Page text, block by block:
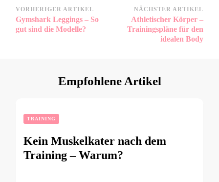
Beitragsnavigation
VORHERIGER ARTIKEL
Gymshark Leggings – So
gut sind die Modelle?
NÄCHSTER ARTIKEL
Athletischer Körper –
Trainingspläne für den
idealen Body
Empfohlene Artikel
TRAINING
Kein Muskelkater nach dem
Training – Warum?